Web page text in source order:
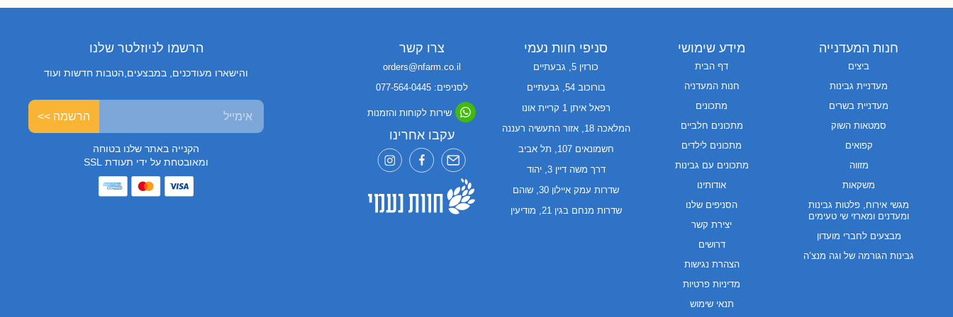
חנות המעדנייה
ביצים
מעדניית גבינות
מעדניית בשרים
סמטאות השוק
קפואים
מזווה
משקאות
מגשי אירוח, פלטות גבינות
ומעדנים ומארזי שי טעימים
מבצעים לחברי מועדון
גבינות הגורמה של וגה מנצ’ה
מידע שימושי
דף הבית
חנות המעדניה
מתכונים
מתכונים חלביים
מתכונים לילדים
מתכונים עם גבינות
אודותינו
הסניפים שלנו
יצירת קשר
דרושים
הצהרת נגישות
מדיניות פרטיות
תנאי שימוש
סניפי חוות נעמי
כורזין 5, גבעתיים
בורוכוב 54, גבעתיים
רפאל איתן 1 קריית אונו
המלאכה 18, אזור התעשיה רעננה
חשמונאים 107, תל אביב
דרך משה דיין 3, יהוד
שדרות עמק איילון 30, שוהם
שדרות מנחם בגין 21, מודיעין
צרו קשר
orders@nfarm.co.il
לסניפים: 077-564-0445
שירות לקוחות והזמנות
עקבו אחרינו
הרשמו לניוזלטר שלנו
והישארו מעודכנים, במבצעים,הטבות חדשות ועוד
הרשמה >>
הקנייה באתר שלנו בטוחה
ומאובטחת על ידי תעודת SSL